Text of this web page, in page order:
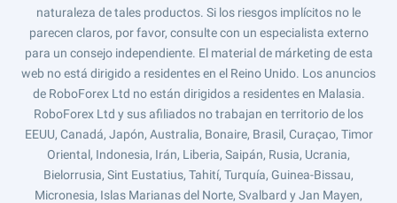
naturaleza de tales productos. Si los riesgos implícitos no le
parecen claros, por favor, consulte con un especialista externo
para un consejo independiente. El material de márketing de esta
web no está dirigido a residentes en el Reino Unido. Los anuncios
de RoboForex Ltd no están dirigidos a residentes en Malasia.
RoboForex Ltd y sus afiliados no trabajan en territorio de los
EEUU, Canadá, Japón, Australia, Bonaire, Brasil, Curaçao, Timor
Oriental, Indonesia, Irán, Liberia, Saipán, Rusia, Ucrania,
Bielorrusia, Sint Eustatius, Tahití, Turquía, Guinea-Bissau,
Micronesia, Islas Marianas del Norte, Svalbard y Jan Mayen,